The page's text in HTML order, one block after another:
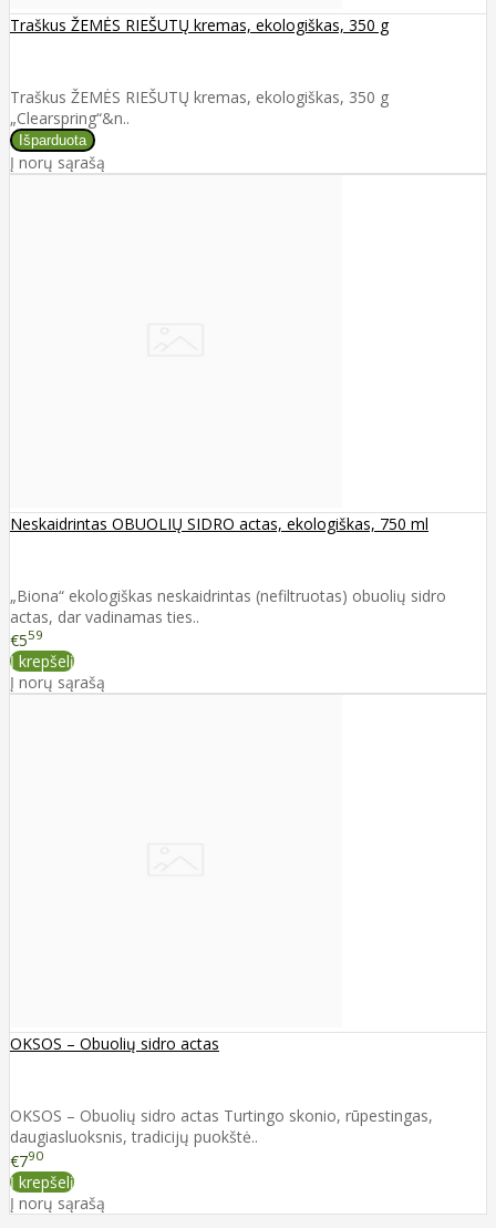
Traškus ŽEMĖS RIEŠUTŲ kremas, ekologiškas, 350 g
Traškus ŽEMĖS RIEŠUTŲ kremas, ekologiškas, 350 g
„Clearspring“&n..
Į norų sąrašą
Neskaidrintas OBUOLIŲ SIDRO actas, ekologiškas, 750 ml
„Biona“ ekologiškas neskaidrintas (nefiltruotas) obuolių sidro
actas, dar vadinamas ties..
€559
Į krepšelį
Į norų sąrašą
OKSOS – Obuolių sidro actas
OKSOS – Obuolių sidro actas Turtingo skonio, rūpestingas,
daugiasluoksnis, tradicijų puokštė..
€790
Į krepšelį
Į norų sąrašą